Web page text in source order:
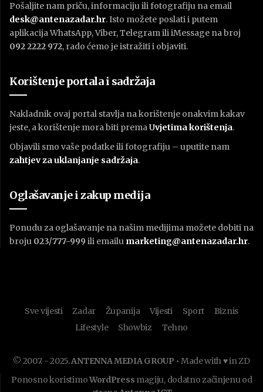
Pošaljite nam priču, informaciju ili fotografiju na email
desk@antenazadar.hr. Isto možete poslati i putem
aplikacija WhatsApp, Viber, Telegram ili iMessage na broj
092 2222 972, rado ćemo je istražiti i objaviti.
Korištenje portala i sadržaja
Nakladnik ovaj portal stavlja na korištenje onakvim kakav
jeste, a korištenje mora biti premaUvjetima korištenja.
Objavili smo vaše podatke ili fotografiju – uputite nam
zahtjev za uklanjanje sadržaja.
Oglašavanje i zakup medija
Ponudu za oglašavanje na našim medijima možete dobiti na
broju 023/777-999 ili emailu marketing@antenazadar.hr.
Sve vijesti Zadar Županija Vijesti Sport
Biznis
Lifestyle
Showbiz Tehno
© 2007. - 2025.ANTENNA MEDIA GROUP • Made with ♥ in ZD
Ponosno koristimoWordPress magiju, dodatno začinjenu od